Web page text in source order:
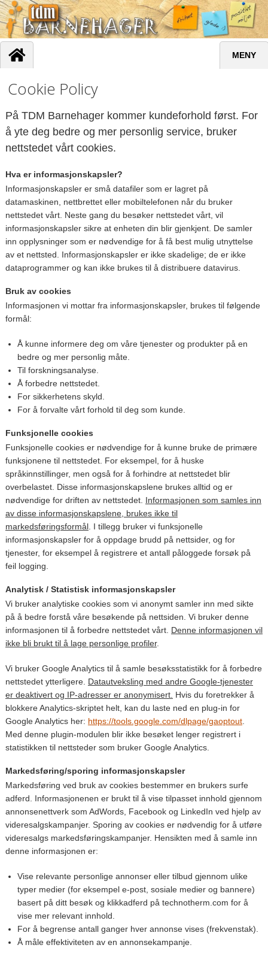
MENY
Cookie Policy
På TDM Barnehager kommer kundeforhold først. For
å yte deg bedre og mer personlig service, bruker
nettstedet vårt cookies.
Hva er informasjonskapsler?
Informasjonskapsler er små datafiler som er lagret på
datamaskinen, nettbrettet eller mobiltelefonen når du bruker
nettstedet vårt. Neste gang du besøker nettstedet vårt, vil
informasjonskapsler sikre at enheten din blir gjenkjent. De samler
inn opplysninger som er nødvendige for å få best mulig utnyttelse
av et nettsted. Informasjonskapsler er ikke skadelige; de er ikke
dataprogrammer og kan ikke brukes til å distribuere datavirus.
Bruk av cookies
Informasjonen vi mottar fra informasjonskapsler, brukes til følgende
formål:
Å kunne informere deg om våre tjenester og produkter på en
bedre og mer personlig måte.
Til forskningsanalyse.
Å forbedre nettstedet.
For sikkerhetens skyld.
For å forvalte vårt forhold til deg som kunde.
Funksjonelle cookies
Funksjonelle cookies er nødvendige for å kunne bruke de primære
funksjonene til nettstedet. For eksempel, for å huske
språkinnstillinger, men også for å forhindre at nettstedet blir
overbelastet. Disse informasjonskapslene brukes alltid og er
nødvendige for driften av nettstedet. Informasjonen som samles inn
av disse informasjonskapslene, brukes ikke til
markedsføringsformål. I tillegg bruker vi funksjonelle
informasjonskapsler for å oppdage brudd på nettsider, og for
tjenester, for eksempel å registrere et antall påloggede forsøk på
feil logging.
Analytisk / Statistisk informasjonskapsler
Vi bruker analytiske cookies som vi anonymt samler inn med sikte
på å bedre forstå våre besøkende på nettsiden. Vi bruker denne
informasjonen til å forbedre nettstedet vårt. Denne informasjonen vil
ikke bli brukt til å lage personlige profiler.
Vi bruker Google Analytics til å samle besøksstatistikk for å forbedre
nettstedet ytterligere. Datautveksling med andre Google-tjenester
er deaktivert og IP-adresser er anonymisert. Hvis du foretrekker å
blokkere Analytics-skriptet helt, kan du laste ned en plug-in for
Google Analytics her: https://tools.google.com/dlpage/gaoptout.
Med denne plugin-modulen blir ikke besøket lenger registrert i
statistikken til nettsteder som bruker Google Analytics.
Markedsføring/sporing informasjonskapsler
Markedsføring ved bruk av cookies bestemmer en brukers surfe
adferd. Informasjonenen er brukt til å vise tilpasset innhold gjennom
annonsenettverk som AdWords, Facebook og LinkedIn ved hjelp av
videresalgskampanjer. Sporing av cookies er nødvendig for å utføre
videresalgs markedsføringskampanjer. Hensikten med å samle inn
denne informasjonen er:
Vise relevante personlige annonser eller tilbud gjennom ulike
typer medier (for eksempel e-post, sosiale medier og bannere)
basert på ditt besøk og klikkadferd på technotherm.com for å
vise mer relevant innhold.
For å begrense antall ganger hver annonse vises (frekvenstak).
Å måle effektiviteten av en annonsekampanje.